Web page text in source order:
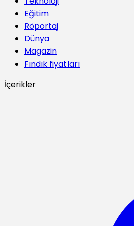
Eğitim
Röportaj
Dünya
Magazin
Fındık fiyatları
İçerikler